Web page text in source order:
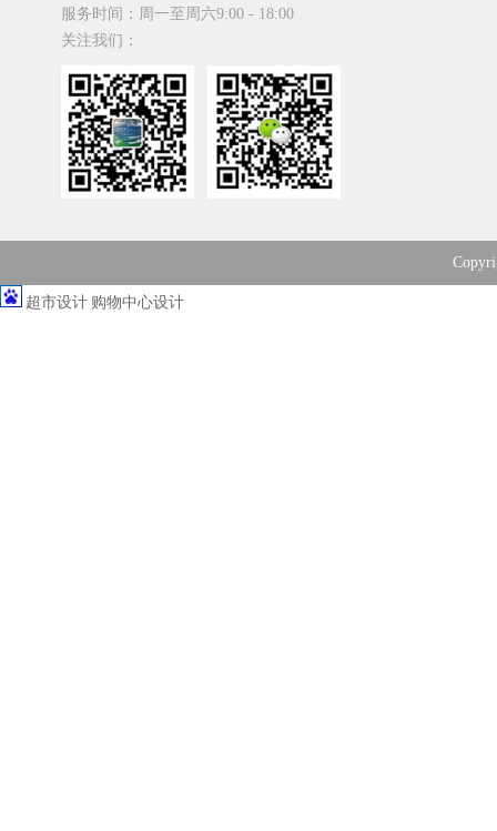
服务时间：周一至周六9:00 - 18:00
关注我们：
超市设计 购物中心设计